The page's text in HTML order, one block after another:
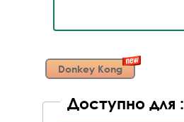
Donkey Kong
Доступно для :